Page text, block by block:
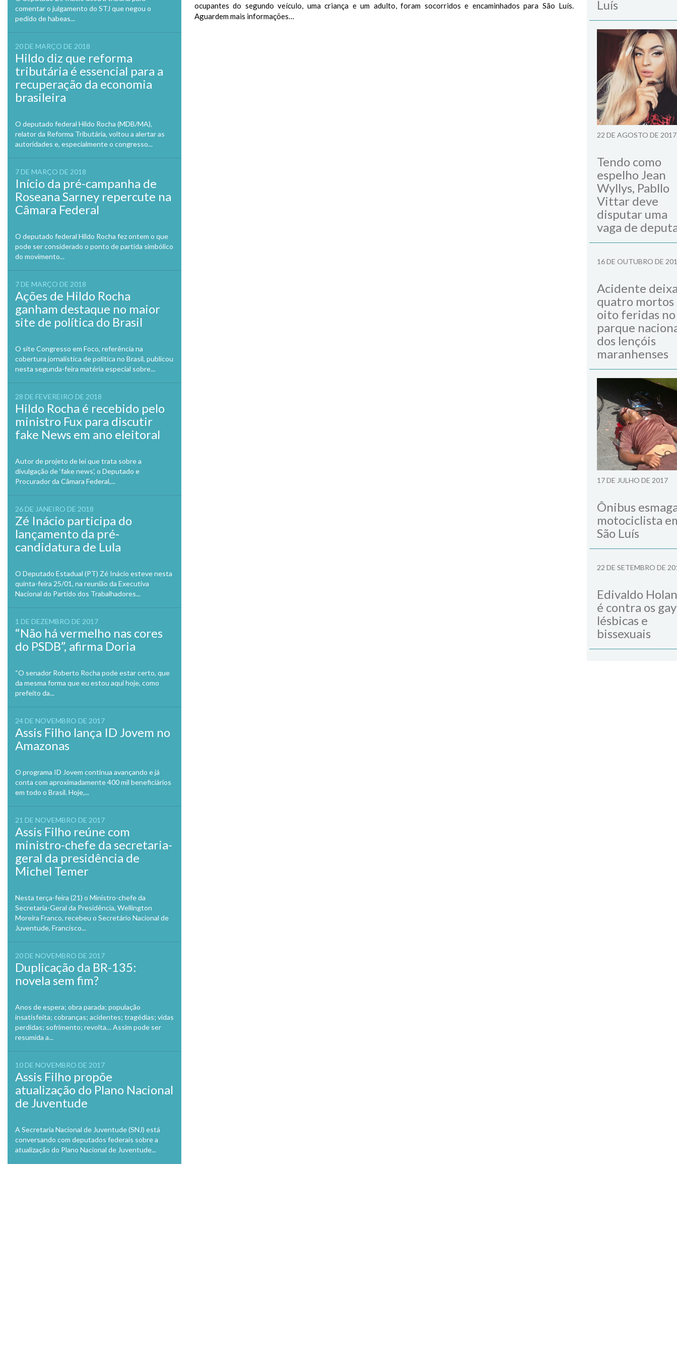
comentar o julgamento do STJ que negou o
pedido de habeas...
20 DE MARÇO DE 2018
Hildo diz que reforma
tributária é essencial para a
recuperação da economia
brasileira
O deputado federal Hildo Rocha (MDB/MA),
relator da Reforma Tributária, voltou a alertar as
autoridades e, especialmente o congresso...
7 DE MARÇO DE 2018
Início da pré-campanha de
Roseana Sarney repercute na
Câmara Federal
O deputado federal Hildo Rocha fez ontem o que
pode ser considerado o ponto de partida simbólico
do movimento...
7 DE MARÇO DE 2018
Ações de Hildo Rocha
ganham destaque no maior
site de política do Brasil
O site Congresso em Foco, referência na
cobertura jornalística de política no Brasil, publicou
nesta segunda-feira matéria especial sobre...
28 DE FEVEREIRO DE 2018
Hildo Rocha é recebido pelo
ministro Fux para discutir
fake News em ano eleitoral
Autor de projeto de lei que trata sobre a
divulgação de ‘fake news’, o Deputado e
Procurador da Câmara Federal,...
26 DE JANEIRO DE 2018
Zé Inácio participa do
lançamento da pré-
candidatura de Lula
O Deputado Estadual (PT) Zé Inácio esteve nesta
quinta-feira 25/01, na reunião da Executiva
Nacional do Partido dos Trabalhadores...
1 DE DEZEMBRO DE 2017
“Não há vermelho nas cores
do PSDB”, afirma Doria
“O senador Roberto Rocha pode estar certo, que
da mesma forma que eu estou aqui hoje, como
prefeito da...
24 DE NOVEMBRO DE 2017
Assis Filho lança ID Jovem no
Amazonas
O programa ID Jovem continua avançando e já
conta com aproximadamente 400 mil beneficiários
em todo o Brasil. Hoje,...
21 DE NOVEMBRO DE 2017
Assis Filho reúne com
ministro-chefe da secretaria-
geral da presidência de
Michel Temer
Nesta terça-feira (21) o Ministro-chefe da
Secretaria-Geral da Presidência, Wellington
Moreira Franco, recebeu o Secretário Nacional de
Juventude, Francisco...
20 DE NOVEMBRO DE 2017
Duplicação da BR-135:
novela sem fim?
Anos de espera; obra parada; população
insatisfeita; cobranças; acidentes; tragédias; vidas
perdidas; sofrimento; revolta… Assim pode ser
resumida a...
10 DE NOVEMBRO DE 2017
Assis Filho propõe
atualização do Plano Nacional
de Juventude
A Secretaria Nacional de Juventude (SNJ) está
conversando com deputados federais sobre a
atualização do Plano Nacional de Juventude...
ocupantes do segundo veículo, uma criança e um adulto, foram socorridos e encaminhados para São Luís.
Aguardem mais informações…
Luís
22 DE AGOSTO DE 2017
Tendo como
espelho Jean
Wyllys, Pabllo
Vittar deve
disputar uma
vaga de
16 DE OUTUBRO DE
Acidente
quatro mortos
oito feridas no
parque
dos lençóis
maranhenses
17 DE JULHO DE 2017
Ônibus
motociclista
São Luís
22 DE SETEMBRO DE
Edivaldo
é contra os
lésbicas e
bissexuais